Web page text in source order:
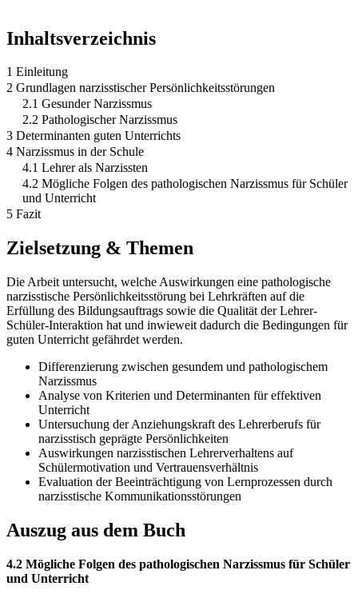
Inhaltsverzeichnis
1 Einleitung
2 Grundlagen narzisstischer Persönlichkeitsstörungen
2.1 Gesunder Narzissmus
2.2 Pathologischer Narzissmus
3 Determinanten guten Unterrichts
4 Narzissmus in der Schule
4.1 Lehrer als Narzissten
4.2 Mögliche Folgen des pathologischen Narzissmus für Schüler
und Unterricht
5 Fazit
Zielsetzung & Themen
Die Arbeit untersucht, welche Auswirkungen eine pathologische
narzisstische Persönlichkeitsstörung bei Lehrkräften auf die
Erfüllung des Bildungsauftrags sowie die Qualität der Lehrer-
Schüler-Interaktion hat und inwieweit dadurch die Bedingungen für
guten Unterricht gefährdet werden.
Differenzierung zwischen gesundem und pathologischem
Narzissmus
Analyse von Kriterien und Determinanten für effektiven
Unterricht
Untersuchung der Anziehungskraft des Lehrerberufs für
narzisstisch geprägte Persönlichkeiten
Auswirkungen narzisstischen Lehrerverhaltens auf
Schülermotivation und Vertrauensverhältnis
Evaluation der Beeinträchtigung von Lernprozessen durch
narzisstische Kommunikationsstörungen
Auszug aus dem Buch
4.2 Mögliche Folgen des pathologischen Narzissmus für Schüler
und Unterricht